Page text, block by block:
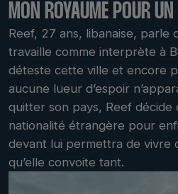
MON ROYAUME POUR UN
Reef, 27 ans, libanaise, parle
travaille comme interprète à
déteste cette ville et encore
aucune lueur d’espoir
quitter son pays, Reef
nationalité étrangère pour
devant lui permettra de vivre
qu’elle convoite tant.